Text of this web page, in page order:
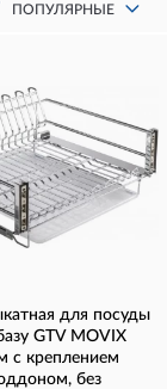
ПОПУЛЯРНЫЕ
для посуды
GTV MOVIX
с креплением
без